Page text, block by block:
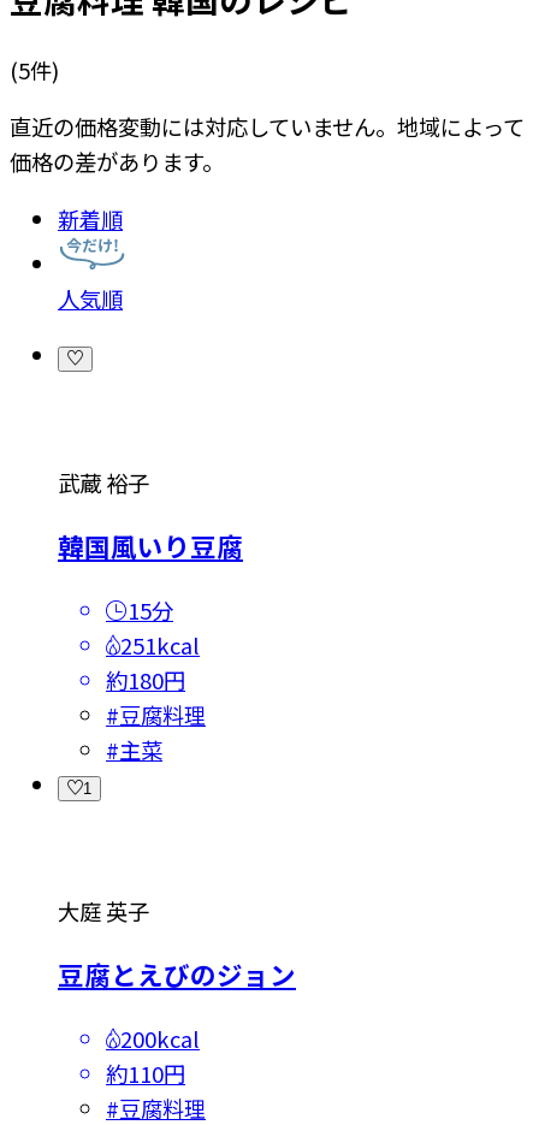
(5件)
直近の価格変動には対応していません。地域によって
価格の差があります。
新着順
人気順
武蔵 裕子
韓国風いり豆腐
15分
251kcal
約180円
#豆腐料理
#主菜
1
大庭 英子
豆腐とえびのジョン
200kcal
約110円
#豆腐料理